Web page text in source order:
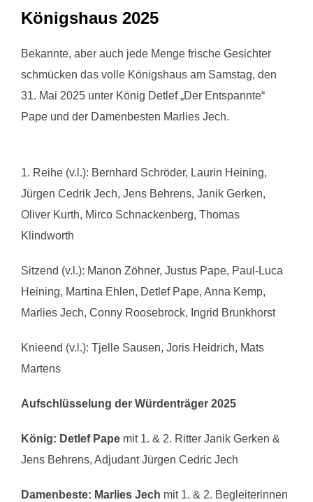
Königshaus 2025
Bekannte, aber auch jede Menge frische Gesichter
schmücken das volle Königshaus am Samstag, den
31. Mai 2025 unter König Detlef „Der Entspannte“
Pape und der Damenbesten Marlies Jech.
1. Reihe (v.l.): Bernhard Schröder, Laurin Heining,
Jürgen Cedrik Jech, Jens Behrens, Janik Gerken,
Oliver Kurth, Mirco Schnackenberg, Thomas
Klindworth
Sitzend (v.l.): Manon Zöhner, Justus Pape, Paul-Luca
Heining, Martina Ehlen, Detlef Pape, Anna Kemp,
Marlies Jech, Conny Roosebrock, Ingrid Brunkhorst
Knieend (v.l.): Tjelle Sausen, Joris Heidrich, Mats
Martens
Aufschlüsselung der Würdenträger 2025
König: Detlef Pape mit 1. & 2. Ritter Janik Gerken &
Jens Behrens, Adjudant Jürgen Cedric Jech
Damenbeste: Marlies Jech mit 1. & 2. Begleiterinnen